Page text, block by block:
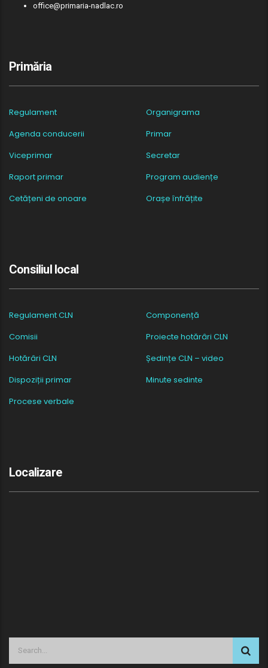
office@primaria-nadlac.ro
Primăria
Regulament
Organigrama
Agenda conducerii
Primar
Viceprimar
Secretar
Raport primar
Program audiențe
Cetățeni de onoare
Orașe înfrățite
Consiliul local
Regulament CLN
Componență
Comisii
Proiecte hotărâri CLN
Hotărâri CLN
Ședințe CLN – video
Dispoziții primar
Minute sedinte
Procese verbale
Localizare